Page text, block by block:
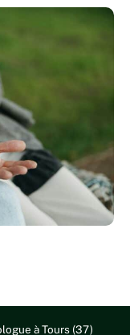
à Tours (37)